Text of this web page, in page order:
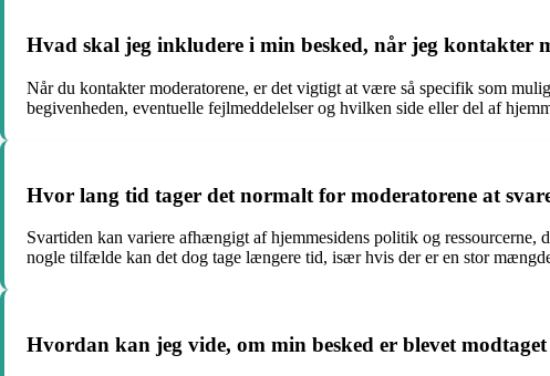
Hvad skal jeg inkludere i min besked, når jeg kontakter
Når du kontakter moderatorene, er det vigtigt at være så specifik som
begivenheden, eventuelle fejlmeddelelser og hvilken side eller del af
Hvor lang tid tager det normalt for moderatorene at
Svartiden kan variere afhængigt af hjemmesidens politik og ressourcerne,
nogle tilfælde kan det dog tage længere tid, især hvis der er en stor
Hvordan kan jeg vide, om min besked er blevet